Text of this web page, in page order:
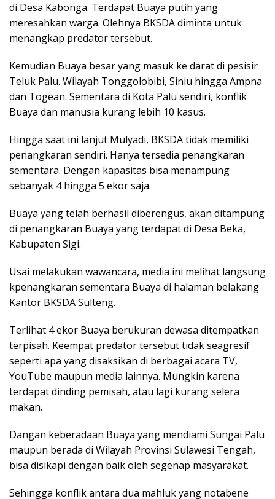
di Desa Kabonga. Terdapat Buaya putih yang
meresahkan warga. Olehnya BKSDA diminta untuk
menangkap predator tersebut.
Kemudian Buaya besar yang masuk ke darat di pesisir
Teluk Palu. Wilayah Tonggolobibi, Siniu hingga Ampna
dan Togean. Sementara di Kota Palu sendiri, konflik
Buaya dan manusia kurang lebih 10 kasus.
Hingga saat ini lanjut Mulyadi, BKSDA tidak memiliki
penangkaran sendiri. Hanya tersedia penangkaran
sementara. Dengan kapasitas bisa menampung
sebanyak 4 hingga 5 ekor saja.
Buaya yang telah berhasil diberengus, akan ditampung
di penangkaran Buaya yang terdapat di Desa Beka,
Kabupaten Sigi.
Usai melakukan wawancara, media ini melihat langsung
kpenangkaran sementara Buaya di halaman belakang
Kantor BKSDA Sulteng.
Terlihat 4 ekor Buaya berukuran dewasa ditempatkan
terpisah. Keempat predator tersebut tidak seagresif
seperti apa yang disaksikan di berbagai acara TV,
YouTube maupun media lainnya. Mungkin karena
terdapat dinding pemisah, atau lagi kurang selera
makan.
Dangan keberadaan Buaya yang mendiami Sungai Palu
maupun berada di Wilayah Provinsi Sulawesi Tengah,
bisa disikapi dengan baik oleh segenap masyarakat.
Sehingga konflik antara dua mahluk yang notabene